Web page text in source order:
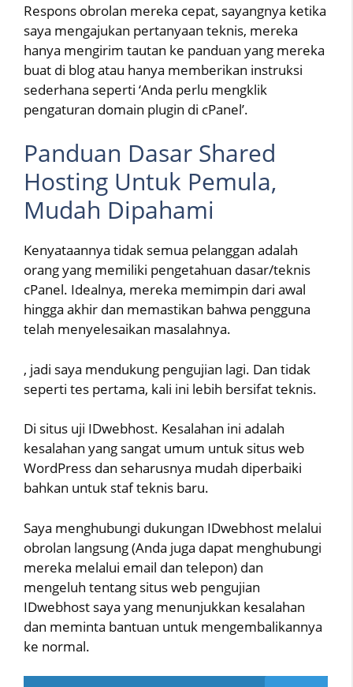
Respons obrolan mereka cepat, sayangnya ketika
saya mengajukan pertanyaan teknis, mereka
hanya mengirim tautan ke panduan yang mereka
buat di blog atau hanya memberikan instruksi
sederhana seperti ‘Anda perlu mengklik
pengaturan domain plugin di cPanel’.
Panduan Dasar Shared
Hosting Untuk Pemula,
Mudah Dipahami
Kenyataannya tidak semua pelanggan adalah
orang yang memiliki pengetahuan dasar/teknis
cPanel. Idealnya, mereka memimpin dari awal
hingga akhir dan memastikan bahwa pengguna
telah menyelesaikan masalahnya.
, jadi saya mendukung pengujian lagi. Dan tidak
seperti tes pertama, kali ini lebih bersifat teknis.
Di situs uji IDwebhost. Kesalahan ini adalah
kesalahan yang sangat umum untuk situs web
WordPress dan seharusnya mudah diperbaiki
bahkan untuk staf teknis baru.
Saya menghubungi dukungan IDwebhost melalui
obrolan langsung (Anda juga dapat menghubungi
mereka melalui email dan telepon) dan
mengeluh tentang situs web pengujian
IDwebhost saya yang menunjukkan kesalahan
dan meminta bantuan untuk mengembalikannya
ke normal.